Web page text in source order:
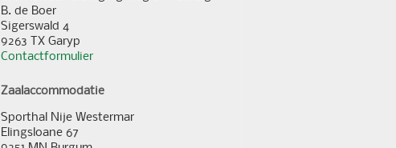
B. de Boer
Sigerswald 4
9263 TX Garyp
Contactformulier
Zaalaccommodatie
Sporthal Nije Westermar
Elingsloane 67